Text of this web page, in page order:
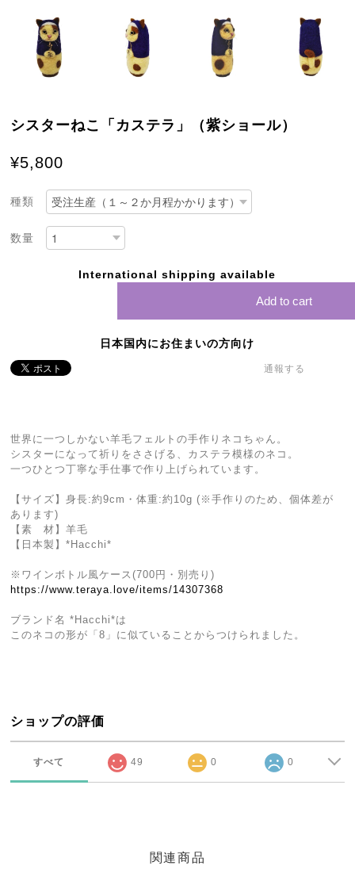
シスターねこ「カステラ」（紫ショール）
¥5,800
種類
数量
International shipping available
Add to cart
日本国内にお住まいの方向け
通報する
世界に一つしかない羊毛フェルトの手作りネコちゃん。
シスターになって祈りをささげる、カステラ模様のネコ。
一つひとつ丁寧な手仕事で作り上げられています。
【サイズ】身長:約9cm・体重:約10g (※手作りのため、個体差が
あります)
【素 材】羊毛
【日本製】*Hacchi*
※ワインボトル風ケース(700円・別売り)
https://www.teraya.love/items/14307368
ブランド名 *Hacchi*は
このネコの形が「8」に似ていることからつけられました。
ショップの評価
すべて 49 0 0
関連商品